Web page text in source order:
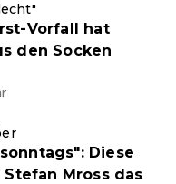
Vorfall hat
den Socken
Diese
Mross das